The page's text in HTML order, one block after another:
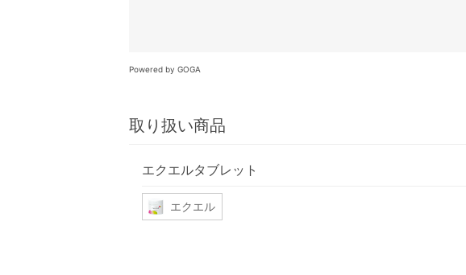
Powered by GOGA
取り扱い商品
エクエルタブレット
エクエル